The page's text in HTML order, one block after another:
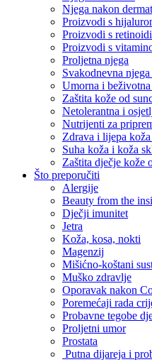
Njega nakon
Proizvodi s
Proizvodi s
Proizvodi s
Proljetna njega
Svakodnevna
Umorna i beživotna
Zaštita kože od
Netolerantna i
Nutrijenti za
Zdrava i lijepa
Suha koža i koža
Zaštita dječje kože
Što preporučiti
Alergije
Beauty from the
Dječji imunitet
Jetra
Koža, kosa, nokti
Magenzij
Mišićno-koštani
Muško zdravlje
Oporavak nakon
Poremećaji rada
Probavne tegobe
Proljetni umor
Prostata
Putna dijareja i